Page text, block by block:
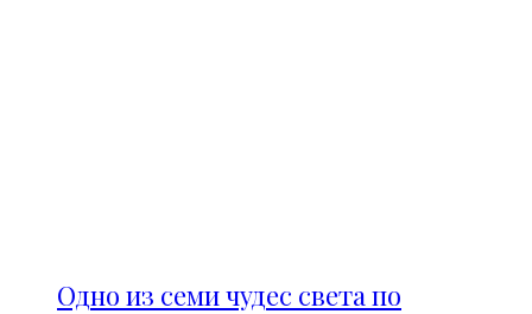
Одно из семи чудес света по